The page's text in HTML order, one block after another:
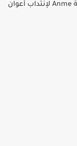
في الطاقة Anme لإنتداب أعوان